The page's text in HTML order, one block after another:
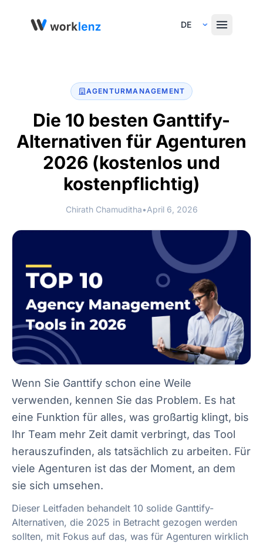
Select Language
AGENTURMANAGEMENT
Die 10 besten Ganttify-
Alternativen für Agenturen
2026 (kostenlos und
kostenpflichtig)
Chirath Chamuditha•April 6, 2026
Wenn Sie Ganttify schon eine Weile
verwenden, kennen Sie das Problem. Es hat
eine Funktion für alles, was großartig klingt, bis
Ihr Team mehr Zeit damit verbringt, das Tool
herauszufinden, als tatsächlich zu arbeiten. Für
viele Agenturen ist das der Moment, an dem
sie sich umsehen.
Dieser Leitfaden behandelt 10 solide Ganttify-
Alternativen, die 2025 in Betracht gezogen werden
sollten, mit Fokus auf das, was für Agenturen wirklich